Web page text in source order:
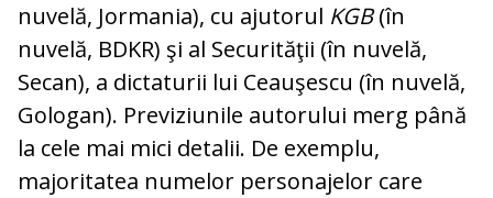
nuvelă, Jormania), cu ajutorul KGB(în
nuvelă, BDKR) şi al Securităţii (în nuvelă,
Secan), a dictaturii lui Ceauşescu (în nuvelă,
Gologan). Previziunile au­to­ru­lui merg până
la cele mai mici detalii. De exemplu,
majoritatea numelor per­so­na­je­lor care